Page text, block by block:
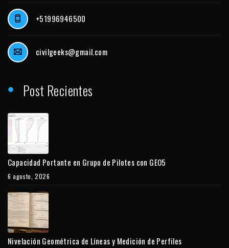
+51996946500
civilgeeks@gmail.com
Post Recientes
Capacidad Portante en Grupo de Pilotes con GEO5
6 agosto, 2026
Nivelación Geométrica de Líneas y Medición de Perfiles